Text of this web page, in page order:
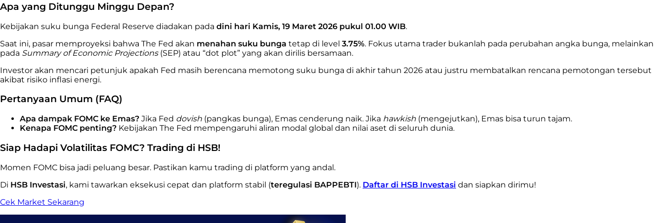
Apa yang Ditunggu Minggu Depan?
Kebijakan suku bunga Federal Reserve diadakan pada dini hari Kamis, 19 Maret 2026 pukul 01.00 WIB.
Saat ini, pasar memproyeksi bahwa The Fed akan menahan suku bunga tetap di level 3.75%. Fokus utama trader bukanlah pada perubahan angka bunga, melainkan
pada Summary of Economic Projections(SEP) atau “dot plot” yang akan dirilis bersamaan.
Investor akan mencari petunjuk apakah Fed masih berencana memotong suku bunga di akhir tahun 2026 atau justru membatalkan rencana pemotongan tersebut
akibat risiko inflasi energi.
Pertanyaan Umum (FAQ)
Apa dampak FOMC ke Emas? Jika Fed dovish (pangkas bunga), Emas cenderung naik. Jika hawkish (mengejutkan), Emas bisa turun tajam.
Kenapa FOMC penting? Kebijakan The Fed mempengaruhi aliran modal global dan nilai aset di seluruh dunia.
Siap Hadapi Volatilitas FOMC? Trading di HSB!
Momen FOMC bisa jadi peluang besar. Pastikan kamu trading di platform yang andal.
Di HSB Investasi, kami tawarkan eksekusi cepat dan platform stabil (teregulasi BAPPEBTI). Daftar di HSB Investasi dan siapkan dirimu!
Cek Market Sekarang